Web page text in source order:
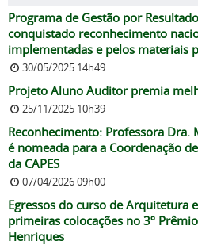
Programa de Gestão por
conquistado reconhecimento
implementadas e pelos materiais
30/05/2025 14h49
Projeto Aluno Auditor premia
25/11/2025 10h39
Reconhecimento: Professora Dra.
é nomeada para a Coordenação
da CAPES
07/04/2026 09h00
Egressos do curso de Arquitetura
primeiras colocações no 3º
Henriques